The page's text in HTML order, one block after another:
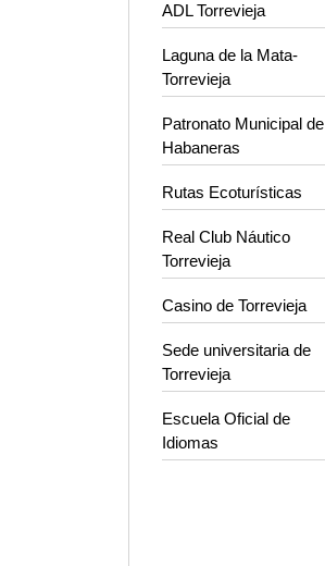
ADL Torrevieja
Laguna de la Mata-
Torrevieja
Patronato Municipal de
Habaneras
Rutas Ecoturísticas
Real Club Náutico
Torrevieja
Casino de Torrevieja
Sede universitaria de
Torrevieja
Escuela Oficial de
Idiomas